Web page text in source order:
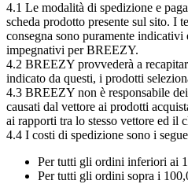
4.1 Le modalità di spedizione e
scheda prodotto presente sul sito. I
consegna sono puramente
impegnativi per BREEZY.
4.2 BREEZY provvederà a
indicato da questi, i prodotti
4.3 BREEZY non è responsabile
causati dal vettore ai prodotti
ai rapporti tra lo stesso vettore ed il
4.4 I costi di spedizione sono i
Per tutti gli ordini inferiori ai
Per tutti gli ordini sopra i